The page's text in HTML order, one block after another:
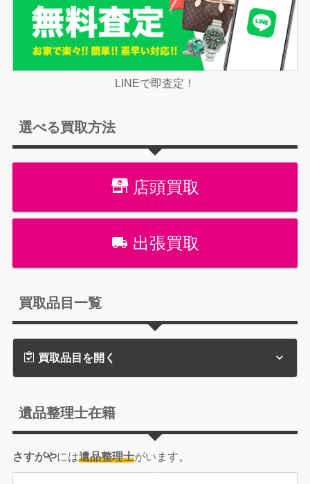
LINEで即査定！
選べる買取方法
店頭買取
出張買取
買取品目一覧
買取品目を開く
遺品整理士在籍
さすがやには遺品整理士がいます。